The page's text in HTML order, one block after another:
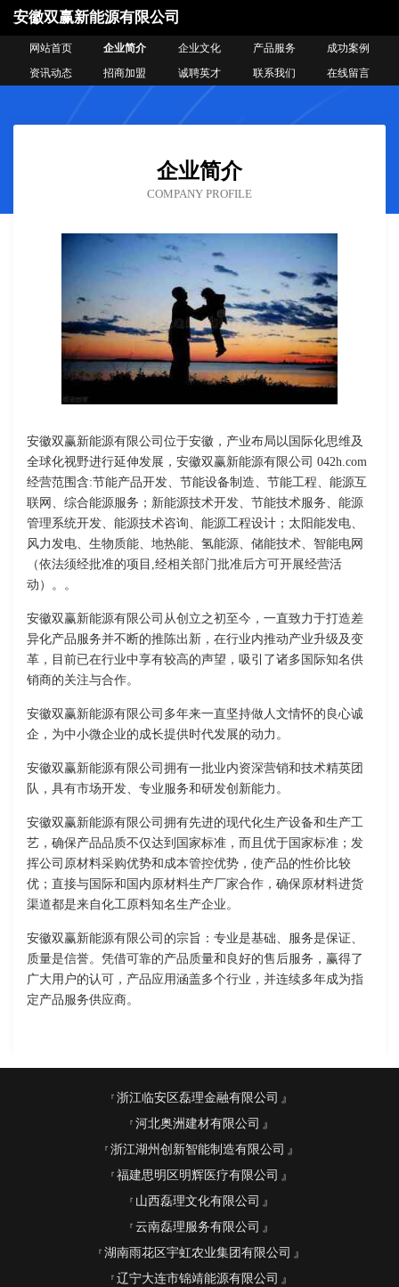
安徽双赢新能源有限公司
网站首页 企业简介 企业文化 产品服务
成功案例
资讯动态
招商加盟 诚聘英才 联系我们 在线留言
企业简介
COMPANY PROFILE
安徽双赢新能源有限公司位于安徽，产业布局以国际化思维及
全球化视野进行延伸发展，安徽双赢新能源有限公司 042h.com
经营范围含:节能产品开发、节能设备制造、节能工程、能源互
联网、综合能源服务；新能源技术开发、节能技术服务、能源
管理系统开发、能源技术咨询、能源工程设计；太阳能发电、
风力发电、生物质能、地热能、氢能源、储能技术、智能电网
（依法须经批准的项目,经相关部门批准后方可开展经营活
动）。。
安徽双赢新能源有限公司从创立之初至今，一直致力于打造差
异化产品服务并不断的推陈出新，在行业内推动产业升级及变
革，目前已在行业中享有较高的声望，吸引了诸多国际知名供
销商的关注与合作。
安徽双赢新能源有限公司多年来一直坚持做人文情怀的良心诚
企，为中小微企业的成长提供时代发展的动力。
安徽双赢新能源有限公司拥有一批业内资深营销和技术精英团
队，具有市场开发、专业服务和研发创新能力。
安徽双赢新能源有限公司拥有先进的现代化生产设备和生产工
艺，确保产品品质不仅达到国家标准，而且优于国家标准；发
挥公司原材料采购优势和成本管控优势，使产品的性价比较
优；直接与国际和国内原材料生产厂家合作，确保原材料进货
渠道都是来自化工原料知名生产企业。
安徽双赢新能源有限公司的宗旨：专业是基础、服务是保证、
质量是信誉。凭借可靠的产品质量和良好的售后服务，赢得了
广大用户的认可，产品应用涵盖多个行业，并连续多年成为指
定产品服务供应商。
浙江临安区磊理金融有限公司
河北奥洲建材有限公司
浙江湖州创新智能制造有限公司
福建思明区明辉医疗有限公司
山西磊理文化有限公司
云南磊理服务有限公司
湖南雨花区宇虹农业集团有限公司
辽宁大连市锦靖能源有限公司